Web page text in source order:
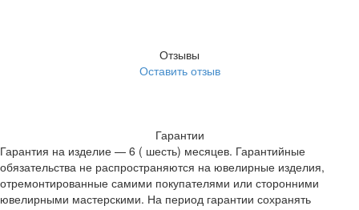
Отзывы
Оставить отзыв
Гарантии
Гарантия на изделие — 6 ( шесть) месяцев. Гарантийные
обязательства не распространяются на ювелирные изделия,
отремонтированные самими покупателями или сторонними
ювелирными мастерскими. На период гарантии сохранять